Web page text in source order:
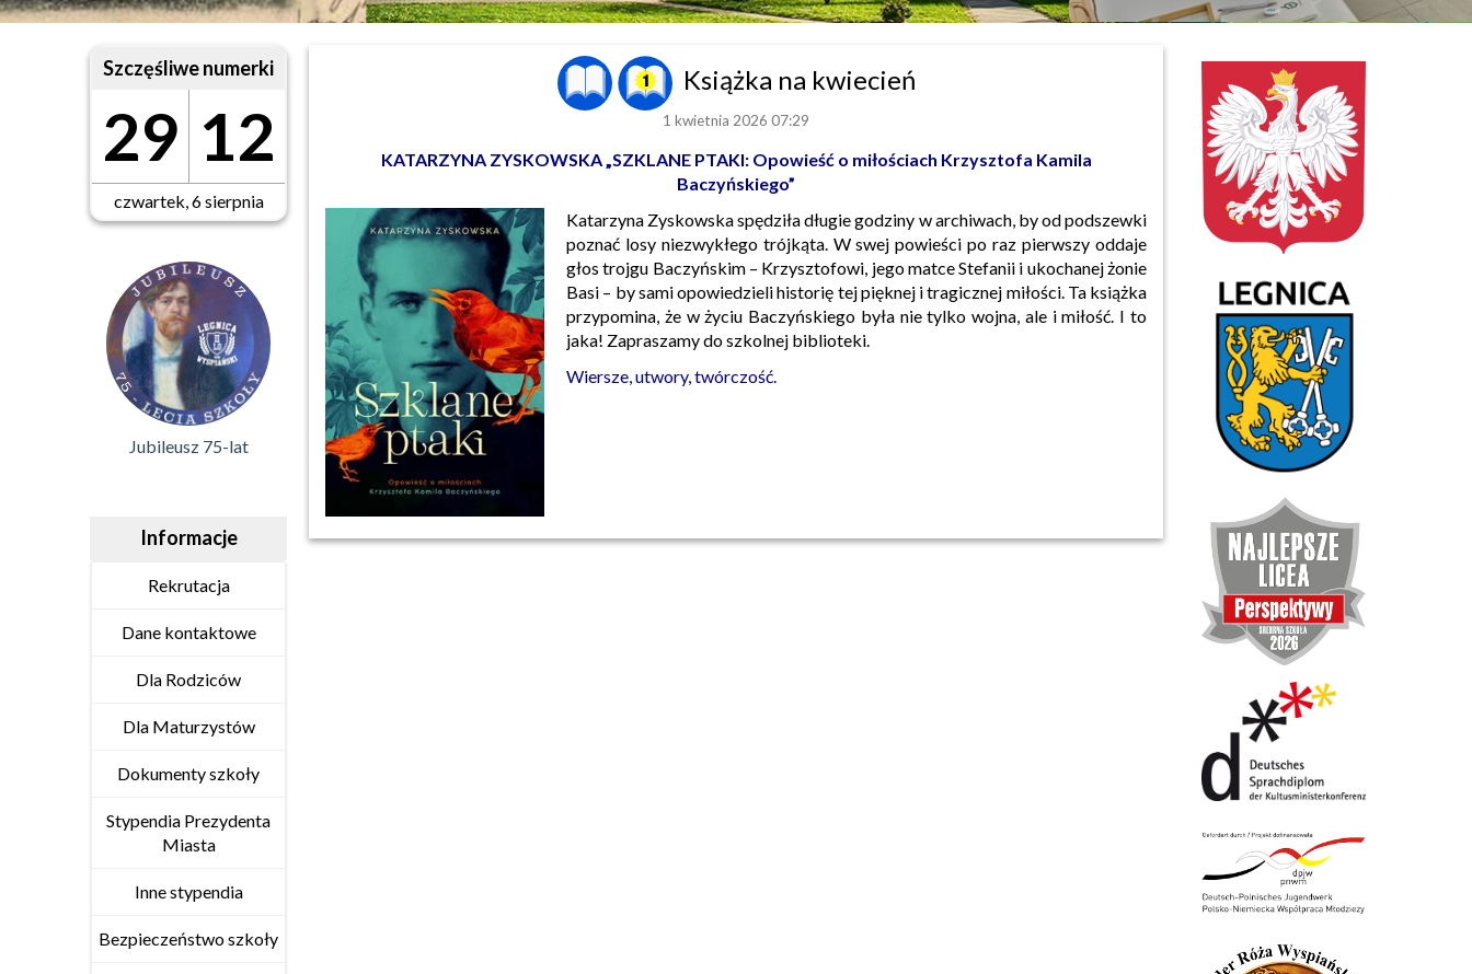
Szczęśliwe numerki
29 12
czwartek, 6 sierpnia
Jubileusz 75-lat
Informacje
Rekrutacja
Dane kontaktowe
Dla Rodziców
Dla Maturzystów
Dokumenty szkoły
Stypendia Prezydenta
Miasta
Inne stypendia
Bezpieczeństwo szkoły
Książka na kwiecień
1 kwietnia 2026 07:29
KATARZYNA ZYSKOWSKA „SZKLANE PTAKI: Opowieść o miłościach Krzysztofa Kamila
Baczyńskiego”
Katarzyna Zyskowska spędziła długie godziny w archiwach, by od podszewki
poznać losy niezwykłego trójkąta. W swej powieści po raz pierwszy oddaje
głos trojgu Baczyńskim – Krzysztofowi, jego matce Stefanii i ukochanej żonie
Basi – by sami opowiedzieli historię tej pięknej i tragicznej miłości. Ta książka
przypomina, że w życiu Baczyńskiego była nie tylko wojna, ale i miłość. I to
jaka! Zapraszamy do szkolnej biblioteki.
Wiersze, utwory, twórczość.